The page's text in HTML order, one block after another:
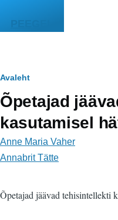
PEEGEL
Leivapuru
Avaleht
Õpetajad
kasutamisel
Anne Maria Vaher
Annabrit Tätte
Õpetajad jäävad tehisintellekti